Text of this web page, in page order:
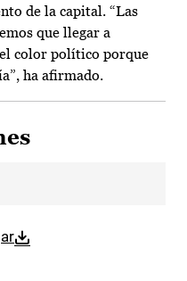
de la capital. “Las
que llegar a
color político porque
ha afirmado.